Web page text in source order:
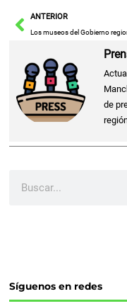
AntANTERIOR
de
Síguenos en redes